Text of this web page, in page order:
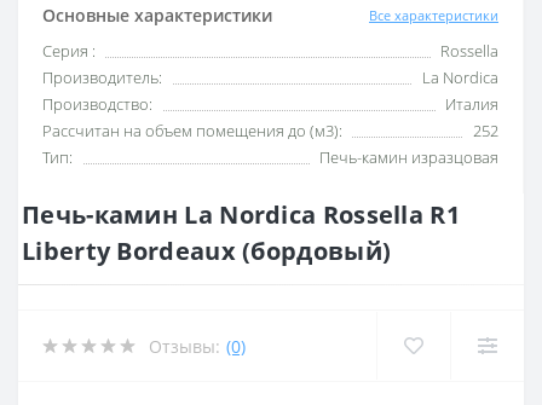
Основные характеристики Все характеристики
Серия :
Rossella
Производитель:
La Nordica
Производство:
Италия
Рассчитан на объем помещения до (м3):
252
Тип:
Печь-камин изразцовая
Печь-камин La Nordica Rossella R1
Liberty Bordeaux (бордовый)
Отзывы: (0)